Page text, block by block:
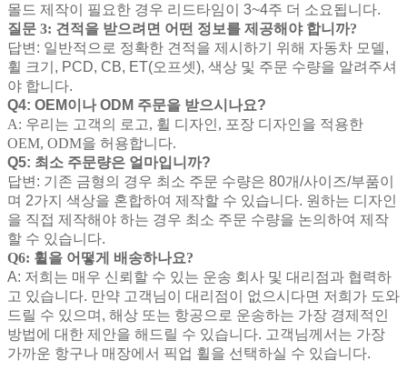
몰드 제작이 필요한 경우 리드타임이 3~4주 더 소요됩니다.
질문 3: 견적을 받으려면 어떤 정보를 제공해야 합니까?
답변: 일반적으로 정확한 견적을 제시하기 위해 자동차 모델,
휠 크기, PCD, CB, ET(오프셋), 색상 및 주문 수량을 알려주셔
야 합니다.
Q4: OEM이나 ODM 주문을 받으시나요?
A: 우리는 고객의 로고, 휠 디자인, 포장 디자인을 적용한
OEM, ODM을 허용합니다.
Q5: 최소 주문량은 얼마입니까?
답변: 기존 금형의 경우 최소 주문 수량은 80개/사이즈/부품이
며 2가지 색상을 혼합하여 제작할 수 있습니다. 원하는 디자인
을 직접 제작해야 하는 경우 최소 주문 수량을 논의하여 제작
할 수 있습니다.
Q6: 휠을 어떻게 배송하나요?
A: 저희는 매우 신뢰할 수 있는 운송 회사 및 대리점과 협력하
고 있습니다. 만약 고객님이 대리점이 없으시다면 저희가 도와
드릴 수 있으며, 해상 또는 항공으로 운송하는 가장 경제적인
방법에 대한 제안을 해드릴 수 있습니다. 고객님께서는 가장
가까운 항구나 매장에서 픽업 휠을 선택하실 수 있습니다.